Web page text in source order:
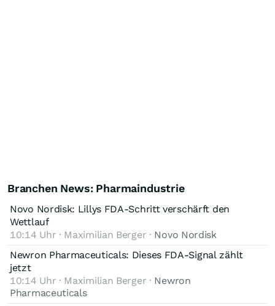
Branchen News: Pharmaindustrie
Novo Nordisk: Lillys FDA-Schritt verschärft den
Wettlauf
10:14 Uhr · Maximilian Berger · Novo Nordisk
Newron Pharmaceuticals: Dieses FDA-Signal zählt
jetzt
10:14 Uhr · Maximilian Berger · Newron
Pharmaceuticals